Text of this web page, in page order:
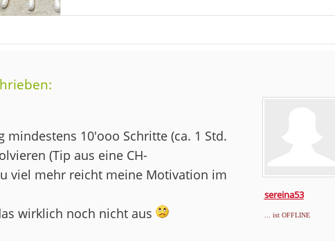
sereina53
... ist OFFLINE
mindestens 10'ooo Schritte (ca. 1 Std.
(Tip aus eine CH-
viel mehr reicht meine Motivation im
wirklich noch nicht aus